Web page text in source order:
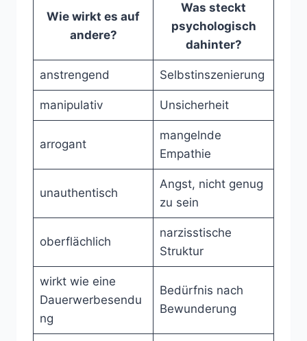
Wie wirkt es auf
andere?
Was steckt
psychologisch
dahinter?
anstrengend Selbstinszenierung
manipulativ Unsicherheit
arrogant
mangelnde
Empathie
unauthentisch
Angst, nicht genug
zu sein
oberflächlich
narzisstische
Struktur
wirkt wie eine
Dauerwerbesendu
ng
Bedürfnis nach
Bewunderung